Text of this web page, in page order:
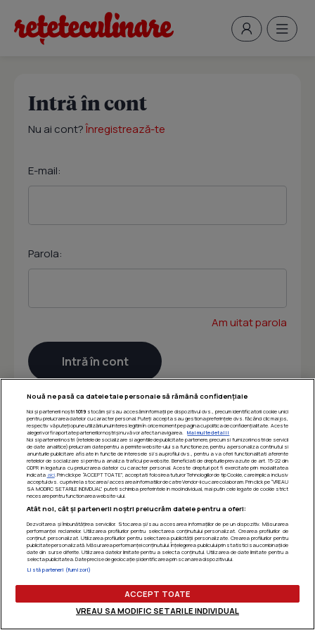
Intră în cont
Nu ai cont?Înregistrează-te
E-mail:
Parola:
Am uitat parola
Nouă ne pasă ca datele tale personale să rămână confidențiale
Noi și partenerii noștri 1019stocăm și/sau accesăm informații pe dispozitivul dvs., precum identificatorii cookie unici
pentru prelucrarea datelor cu caracter personal. Puteți accepta sau gestiona preferințele dvs. făcând clic mai jos,
respectiv vă puteți opune utilizării unui interes legitim în orice moment pe pagina cu politica de confidențialitate. Aceste
alegeri vor fi raportate partenerilor noștri și nu vă vor afecta navigarea.
Mai multe detalii
Noi si partenerii nostri (retelele de socializare si agentiile de publicitate partenere, precum si furnizorii nostri de servicii
de date analitice) prelucram date pentru a permite website-ului sa functioneze, pentru a personaliza continutul si
anunturile publicitare afisate in functie de interesele si/sau profilul dvs., pentru a va oferi functionalitati aferente
retelelor de socializare si pentru a analiza traficul pe website. Beneficiati de drepturile prevazute de art. 15-22 din
GDPR in legatura cu prelucrarea datelor cu caracter personal. Aceste drepturi pot fi exercitate prin modalitatea
indicata aici. Prin click pe “ACCEPT TOATE”, acceptati folosirea tuturor Tehnologiilor de tip Cookie, care implica inclusiv
acceptul dvs. cu privire la stocarea/accesarea informatiilor de catre Vendor-ii cu care colaboram. Prin click pe “VREAU
SA MODIFIC SETARILE INDIVIDUAL” puteti schimba preferintele in mod individual, mai putin cele legate de cookie strict
necesare pentru functionarea website-ului.
Atât noi, cât și partenerii noștri prelucrăm datele pentru a oferi:
Dezvoltarea și îmbunătățirea serviciilor. Stocarea și/sau accesarea informațiilor de pe un dispozitiv. Măsurarea
performanței reclamelor. Utilizarea profilurilor pentru selectarea conținutului personalizat. Crearea profilurilor de
conținut personalizat. Utilizarea profilurilor pentru selectarea publicității personalizate. Crearea profilurilor pentru
publicitate personalizată. Măsurarea performanței conținutului. Înțelegerea publicului prin statistici sau combinații de
date din surse diferite. Utilizarea datelor limitate pentru a selecta conținutul. Utilizarea de date limitate pentru a
selecta publicitatea. Date precise de geolocație și identificarea prin scanarea dispozitivului.
Listă parteneri (furnizori)
ACCEPT TOATE
VREAU SA MODIFIC SETARILE INDIVIDUAL